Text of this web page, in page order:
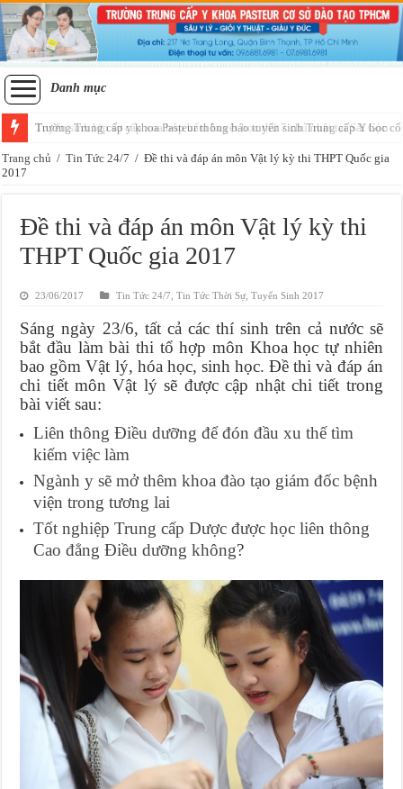
Danh mục
Tuyển sinh lớp sơ cấp xoa bóp bấm huyệt học thứ 7 chủ nhật tại Sài Gòn
Trang chủ / Tin Tức 24/7 / Đề thi và đáp án môn Vật lý kỳ thi THPT Quốc gia
2017
Đề thi và đáp án môn Vật lý kỳ thi
THPT Quốc gia 2017
23/06/2017 Tin Tức 24/7 ,Tin Tức Thời Sự ,Tuyển Sinh 2017
Sáng ngày 23/6, tất cả các thí sinh trên cả nước sẽ
bắt đầu làm bài thi tổ hợp môn Khoa học tự nhiên
bao gồm Vật lý, hóa học, sinh học. Đề thi và đáp án
chi tiết môn Vật lý sẽ được cập nhật chi tiết trong
bài viết sau:
Liên thông Điều dưỡng để đón đầu xu thế tìm
kiếm việc làm
Ngành y sẽ mở thêm khoa đào tạo giám đốc bệnh
viện trong tương lai
Tốt nghiệp Trung cấp Dược được học liên thông
Cao đẳng Điều dưỡng không?